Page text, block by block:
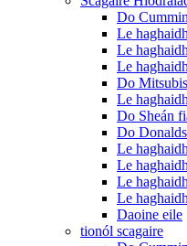
Do
Le
Le
Le
Do
Le
Do Sheán
Do
Le
Le
Le
Le
Daoine eile
tionól scagaire